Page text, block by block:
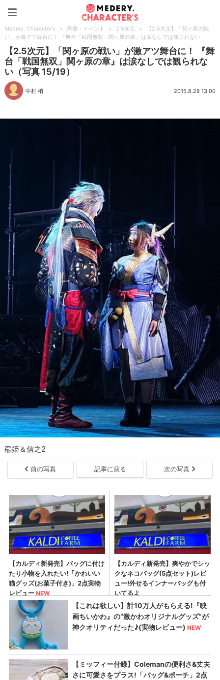
Medery. Character's > 声優・イベント > 2.5次元 >
【2.5次元】「関ヶ原の戦
い」が激アツ舞台に！ 『舞台「戦国無双」関ヶ原の章』は涙なしでは観られない
【2.5次元】「関ヶ原の戦い」が激アツ舞台に！ 『舞
台「戦国無双」関ヶ原の章』は涙なしでは観られな
い（写真 15/19）
中村 梢 2015.8.28 13:00
稲姫＆信之2
前の写真 記事に戻る 次の写真